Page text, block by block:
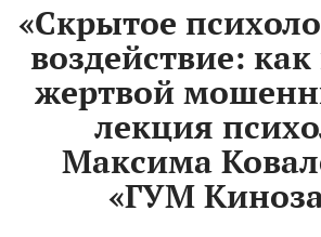
«Скрытое
воздействие: как
жертвой
лекция
Максима
«ГУМ